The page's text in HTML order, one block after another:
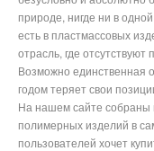
природе, нигде ни в
есть в пластмассовых
отрасль, где
Возможно единственная
годом теряет свои
На нашем сайте собраны
полимерных изделий в
пользователей хочет